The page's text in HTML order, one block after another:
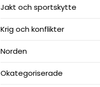
Jakt och sportskytte
Krig och konflikter
Norden
Okategoriserade